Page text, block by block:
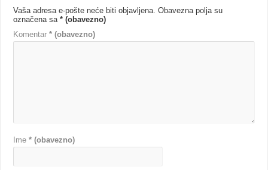
Vaša adresa e-pošte neće biti objavljena. Obavezna polja su
označena sa* (obavezno)
Komentar* (obavezno)
Ime* (obavezno)